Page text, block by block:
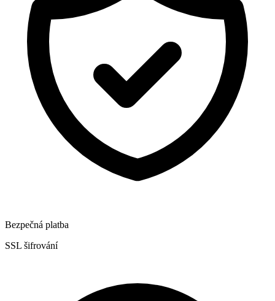
Bezpečná platba
SSL šifrování